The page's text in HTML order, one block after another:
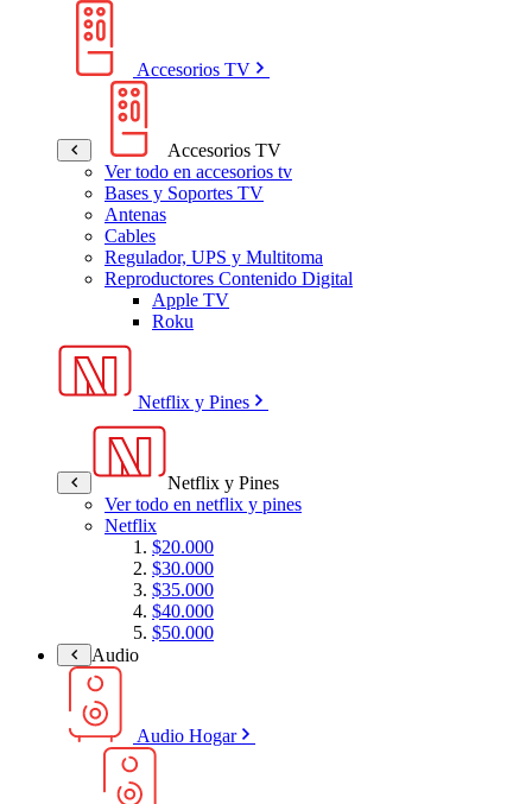
Accesorios TV
Accesorios TV
Ver todo en accesorios tv
Bases y Soportes TV
Antenas
Cables
Regulador, UPS y Multitoma
Reproductores Contenido Digital
Apple TV
Roku
Netflix y Pines
Netflix y Pines
Ver todo en netflix y pines
Netflix
$20.000
$30.000
$35.000
$40.000
$50.000
Audio
Audio Hogar